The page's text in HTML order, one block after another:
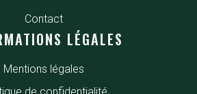
Contact
LÉGALES
Mentions légales